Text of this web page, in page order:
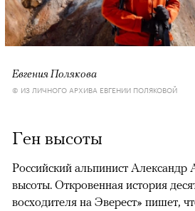
Евгения Полякова
© ИЗ ЛИЧНОГО АРХИВА ЕВГЕНИИ ПОЛЯКОВОЙ
Ген высоты
Российский альпинист Александр
высоты. Откровенная история
восходителя на Эверест» пишет,